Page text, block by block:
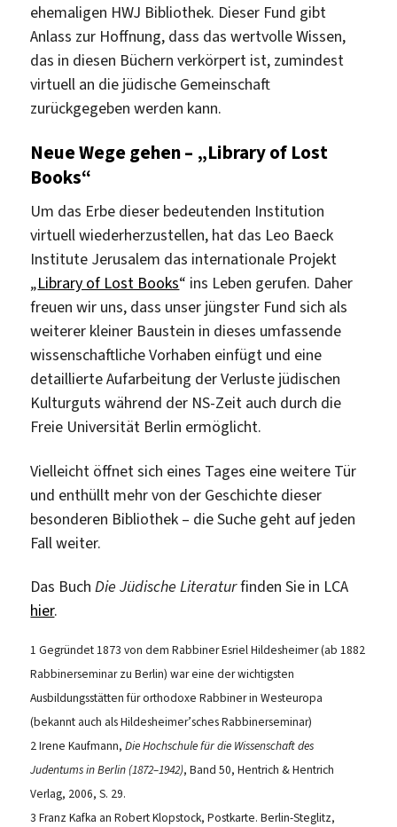
ehemaligen HWJ Bibliothek. Dieser Fund gibt
Anlass zur Hoffnung, dass das wertvolle Wissen,
das in diesen Büchern verkörpert ist, zumindest
virtuell an die jüdische Gemeinschaft
zurückgegeben werden kann.
Neue Wege gehen – „Library of Lost
Books“
Um das Erbe dieser bedeutenden Institution
virtuell wiederherzustellen, hat das Leo Baeck
Institute Jerusalem das internationale Projekt
„Library of Lost Books“ ins Leben gerufen. Daher
freuen wir uns, dass unser jüngster Fund sich als
weiterer kleiner Baustein in dieses umfassende
wissenschaftliche Vorhaben einfügt und eine
detaillierte Aufarbeitung der Verluste jüdischen
Kulturguts während der NS-Zeit auch durch die
Freie Universität Berlin ermöglicht.
Vielleicht öffnet sich eines Tages eine weitere Tür
und enthüllt mehr von der Geschichte dieser
besonderen Bibliothek – die Suche geht auf jeden
Fall weiter.
Das BuchDie Jüdische Literaturfinden Sie in LCA
hier.
1 Gegründet 1873 von dem Rabbiner Esriel Hildesheimer (ab 1882
Rabbinerseminar zu Berlin) war eine der wichtigsten
Ausbildungsstätten für orthodoxe Rabbiner in Westeuropa
(bekannt auch als Hildesheimer’sches Rabbinerseminar)
2 Irene Kaufmann,Die Hochschule für die Wissenschaft des
Judentums in Berlin (1872–1942), Band 50, Hentrich & Hentrich
Verlag, 2006, S. 29.
3 Franz Kafka an Robert Klopstock, Postkarte. Berlin-Steglitz,